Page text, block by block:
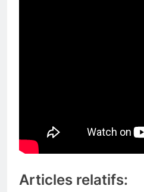
Articles relatifs: